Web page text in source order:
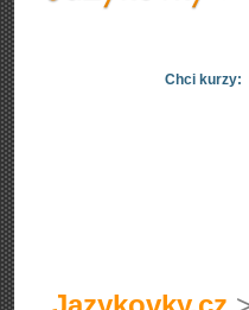
Chci kurzy: